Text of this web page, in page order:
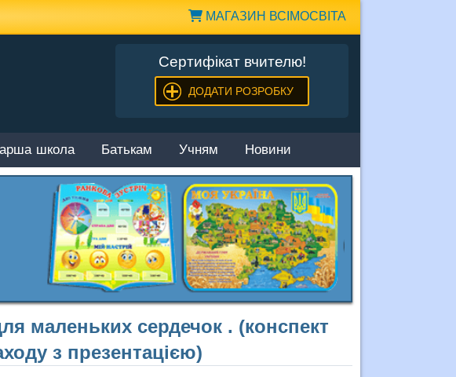
МАГАЗИН ВСІМОСВІТА
Сертифікат вчителю!
ДОДАТИ РОЗРОБКУ
школа Батькам Учням Новини
маленьких сердечок . (конспект
з презентацією)